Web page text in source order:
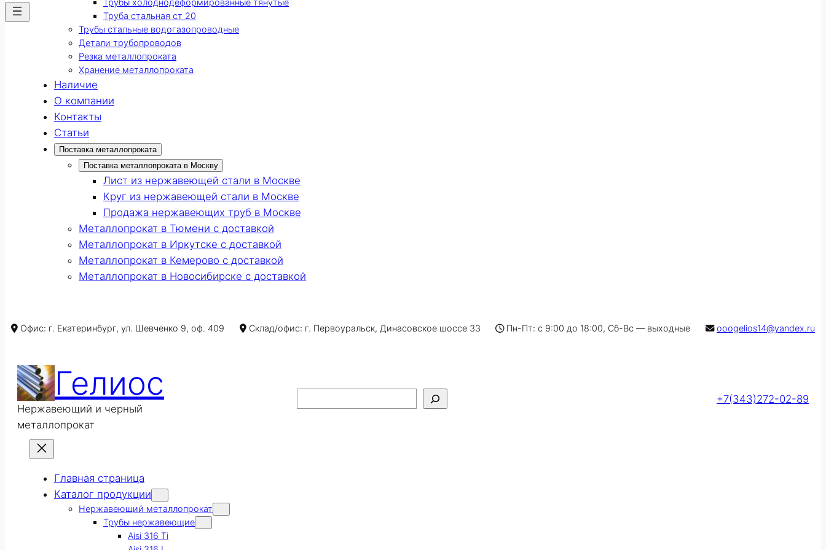
Труба стальная ст 20
Трубы стальные водогазопроводные
Детали трубопроводов
Резка металлопроката
Хранение металлопроката
Наличие
О компании
Контакты
Статьи
Поставка металлопроката
Поставка металлопроката в Москву
Лист из нержавеющей стали в Москве
Круг из нержавеющей стали в Москве
Продажа нержавеющих труб в Москве
Металлопрокат в Тюмени с доставкой
Металлопрокат в Иркутске с доставкой
Металлопрокат в Кемерово с доставкой
Металлопрокат в Новосибирске с доставкой
Офис: г. Екатеринбург, ул. Шевченко 9, оф. 409 Склад/офис: г. Первоуральск, Динасовское шоссе 33 Пн-Пт: с 9:00 до 18:00, Сб-Вс — выходные ooogelios14@yandex.ru
Гелиос
Нержавеющий и черный
металлопрокат
+7(343)272-02-89
Главная страница
Каталог продукции
Нержавеющий металлопрокат
Трубы нержавеющие
Aisi 316 Ti